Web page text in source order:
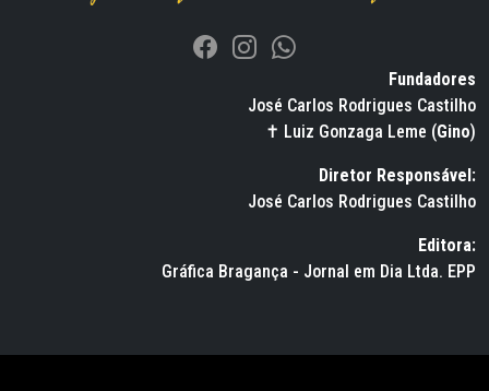
Fundadores
José Carlos Rodrigues Castilho
✝ Luiz Gonzaga Leme (Gino)
Diretor Responsável:
José Carlos Rodrigues Castilho
Editora:
Gráfica Bragança - Jornal em Dia Ltda. EPP